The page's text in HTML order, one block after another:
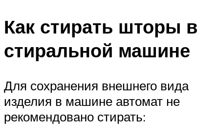
Как стирать шторы в
стиральной машине
Для сохранения внешнего вида
изделия в машине автомат не
рекомендовано стирать: